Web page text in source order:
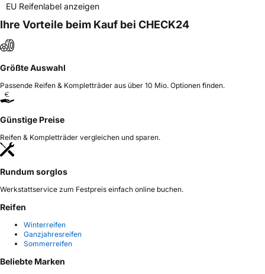
EU Reifenlabel anzeigen
Ihre Vorteile beim Kauf bei CHECK24
Größte Auswahl
Passende Reifen & Kompletträder aus über 10 Mio. Optionen finden.
Günstige Preise
Reifen & Kompletträder vergleichen und sparen.
Rundum sorglos
Werkstattservice zum Festpreis einfach online buchen.
Reifen
Winterreifen
Ganzjahresreifen
Sommerreifen
Beliebte Marken